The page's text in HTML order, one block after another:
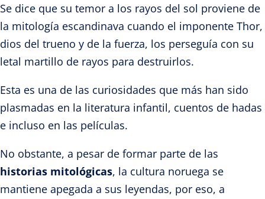
Se dice que su temor a los rayos del sol proviene de
la mitología escandinava cuando el imponente Thor,
dios del trueno y de la fuerza, los perseguía con su
letal martillo de rayos para destruirlos.
Esta es una de las curiosidades que más han sido
plasmadas en la literatura infantil, cuentos de hadas
e incluso en las películas.
No obstante, a pesar de formar parte de las
historias mitológicas, la cultura noruega se
mantiene apegada a sus leyendas, por eso, a